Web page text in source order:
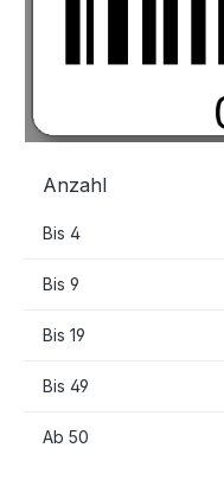
Anzahl
Bis 4
Bis 9
Bis 19
Bis 49
Ab 50